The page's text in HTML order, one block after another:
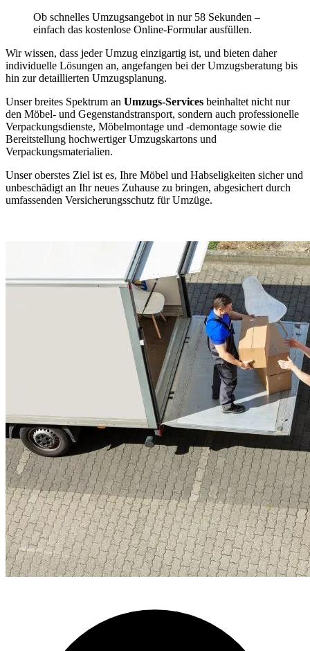
Ob schnelles Umzugsangebot in nur 58 Sekunden –
einfach das kostenlose Online-Formular ausfüllen.
Wir wissen, dass jeder Umzug einzigartig ist, und bieten daher
individuelle Lösungen an, angefangen bei der Umzugsberatung bis
hin zur detaillierten Umzugsplanung.
Unser breites Spektrum an Umzugs-Services beinhaltet nicht nur
den Möbel- und Gegenstandstransport, sondern auch professionelle
Verpackungsdienste, Möbelmontage und -demontage sowie die
Bereitstellung hochwertiger Umzugskartons und
Verpackungsmaterialien.
Unser oberstes Ziel ist es, Ihre Möbel und Habseligkeiten sicher und
unbeschädigt an Ihr neues Zuhause zu bringen, abgesichert durch
umfassenden Versicherungsschutz für Umzüge.